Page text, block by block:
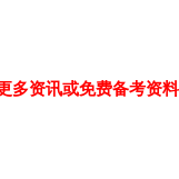
多资讯或免费备考资料